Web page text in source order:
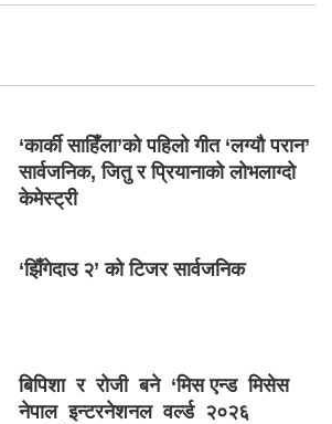
‘कार्की साहिँला’को पहिलो गीत ‘लग्यौ परान’
सार्वजनिक, जितु र प्रियानाको लोभलाग्दो
केमेस्ट्री
‘झिँगेदाउ २’ को टिजर सार्वजनिक
बिपिशा र रोजी बने ‘मिस एन्ड मिसेस
नेपाल इन्टरनेशनल वर्ल्ड २०२६